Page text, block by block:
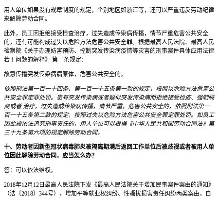
用人单位如果没有规章制度的规定，个别地区如浙江等，还可以严重违反劳动纪律
来解除劳动合同。
此外，员工因拒绝接受检查治疗，过失造成传染病传播，情节严重危害公共安全
的，还有可能构成过失以危险方法危害公共安全罪。根据最高人民法院、最高人民
检察院《关于办理妨害预防、控制突发传染病疫情等灾害的刑事案件具体应用法律
若干问题的解释》 第一条规定：
故意传播突发传染病病原体，危害公共安全的。
依照刑法第一百一十四条、第一百一十五条第一款的规定，按照以危险方法危害公
共安全罪定罪处罚。患有突发传染病或者疑似突发传染病而拒绝接受检疫、强制隔
离或者 治疗，过失造成传染病传播，情节严重，危害公共安全的，依照刑法第一
百一十五条第二款的规定，按照过失以危险方法危害公共安全罪定罪处罚。如员工
因此被依法追究刑事责任的，用人单位可以根据《中华人民共和国劳动合同法》第
三十九条第六项的规定解除劳动合同。
十、劳动者因新型冠状病毒肺炎被隔离期满后返回工作单位后被歧视或者被用人单
位因此解除劳动合同，应当怎么办？
答：可以依法维权。
2018年12月12日最高人民法院下发《最高人民法院关于增加民事案件案由的通知》
（法〔2018〕344号），增加平等就业权纠纷、性骚扰损害责任纠纷两类案由，自